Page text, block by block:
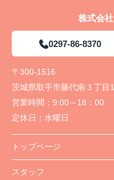
株式会
0297-86-8370
〒300-1516
茨城県取手市藤代南３丁目
営業時間： 9:00～18：00
定休日： 水曜日
トップページ
スタッフ